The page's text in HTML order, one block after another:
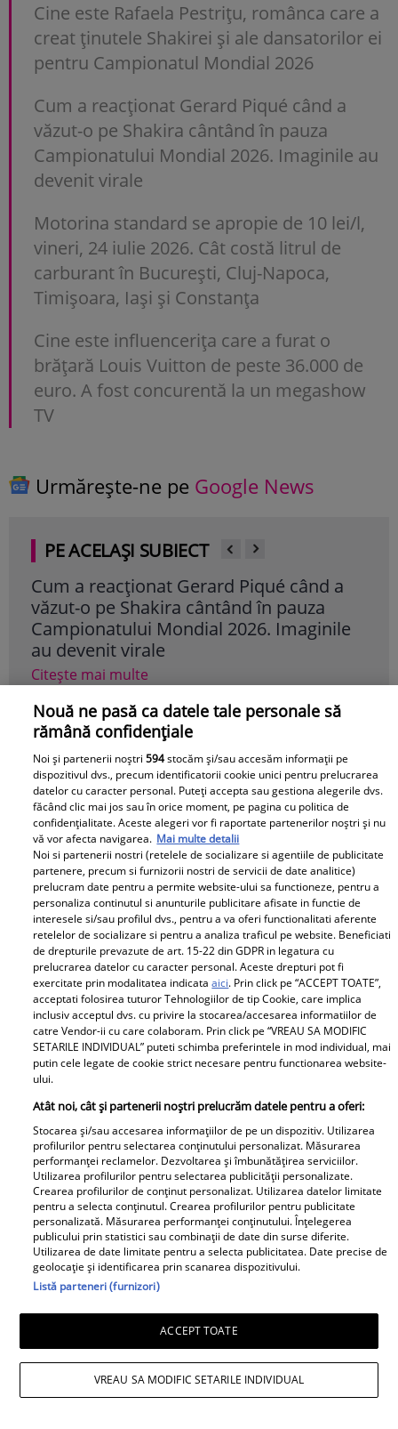
Cine este Rafaela Pestrițu, românca care a
creat ținutele Shakirei și ale dansatorilor ei
pentru Campionatul Mondial 2026
Cum a reacționat Gerard Piqué când a
văzut-o pe Shakira cântând în pauza
Campionatului Mondial 2026. Imaginile au
devenit virale
Motorina standard se apropie de 10 lei/l,
vineri, 24 iulie 2026. Cât costă litrul de
carburant în București, Cluj-Napoca,
Timișoara, Iași și Constanța
Cine este influencerița care a furat o
brățară Louis Vuitton de peste 36.000 de
euro. A fost concurentă la un megashow
TV
Urmărește-ne pe Google News
PE ACELAȘI SUBIECT
Cum a reacționat Gerard Piqué când a
văzut-o pe Shakira cântând în pauza
Campionatului Mondial 2026. Imaginile
au devenit virale
Citește mai multe
Shakira
Recomandări
Adela Mărculescu a murit la 87 de ani.
Actrița Teatrului Național București se
afla internată în azil
Nouă ne pasă ca datele tale personale să
rămână confidențiale
Noi și partenerii noștri594stocăm și/sau accesăm informații pe
dispozitivul dvs., precum identificatorii cookie unici pentru prelucrarea
datelor cu caracter personal. Puteți accepta sau gestiona alegerile dvs.
făcând clic mai jos sau în orice moment, pe pagina cu politica de
confidențialitate. Aceste alegeri vor fi raportate partenerilor noștri și nu
vă vor afecta navigarea. Mai multe detalii
Noi si partenerii nostri (retelele de socializare si agentiile de publicitate
partenere, precum si furnizorii nostri de servicii de date analitice)
prelucram date pentru a permite website-ului sa functioneze, pentru a
personaliza continutul si anunturile publicitare afisate in functie de
interesele si/sau profilul dvs., pentru a va oferi functionalitati aferente
retelelor de socializare si pentru a analiza traficul pe website. Beneficiati
de drepturile prevazute de art. 15-22 din GDPR in legatura cu
prelucrarea datelor cu caracter personal. Aceste drepturi pot fi
exercitate prin modalitatea indicataaici. Prin click pe “ACCEPT TOATE”,
acceptati folosirea tuturor Tehnologiilor de tip Cookie, care implica
inclusiv acceptul dvs. cu privire la stocarea/accesarea informatiilor de
catre Vendor-ii cu care colaboram. Prin click pe “VREAU SA MODIFIC
SETARILE INDIVIDUAL” puteti schimba preferintele in mod individual, mai
putin cele legate de cookie strict necesare pentru functionarea website-
ului.
Atât noi, cât și partenerii noștri prelucrăm datele pentru a oferi:
Stocarea și/sau accesarea informațiilor de pe un dispozitiv. Utilizarea
profilurilor pentru selectarea conținutului personalizat. Măsurarea
performanței reclamelor. Dezvoltarea și îmbunătățirea serviciilor.
Utilizarea profilurilor pentru selectarea publicității personalizate.
Crearea profilurilor de conținut personalizat. Utilizarea datelor limitate
pentru a selecta conținutul. Crearea profilurilor pentru publicitate
personalizată. Măsurarea performanței conținutului. Înțelegerea
publicului prin statistici sau combinații de date din surse diferite.
Utilizarea de date limitate pentru a selecta publicitatea. Date precise de
geolocație și identificarea prin scanarea dispozitivului.
Listă parteneri (furnizori)
ACCEPT TOATE
VREAU SA MODIFIC SETARILE INDIVIDUAL